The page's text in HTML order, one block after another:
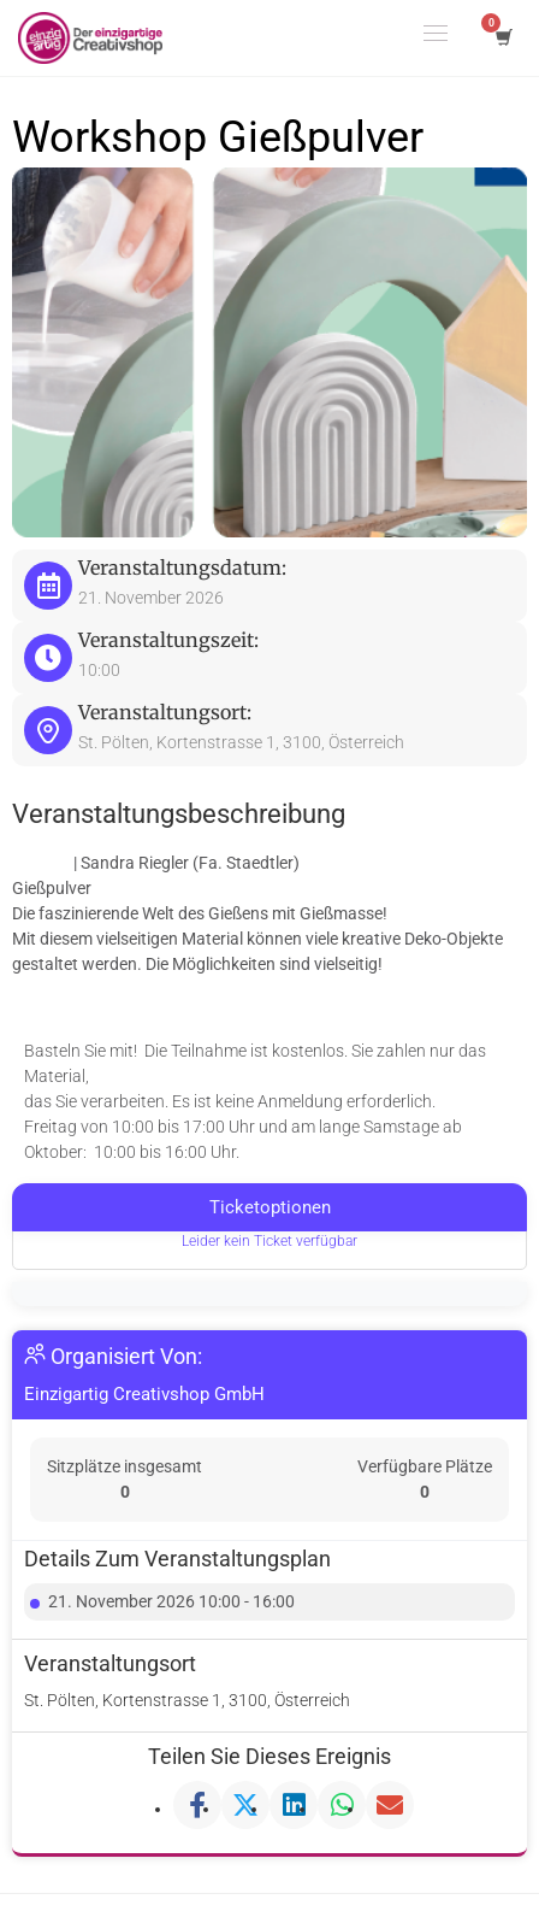
Workshop Gießpulver
Veranstaltungsdatum:
21. November 2026
Veranstaltungszeit:
10:00
Veranstaltungsort:
St. Pölten, Kortenstrasse 1, 3100, Österreich
Veranstaltungsbeschreibung
| Sandra Riegler (Fa. Staedtler)
Gießpulver
Die faszinierende Welt des Gießens mit Gießmasse!
Mit diesem vielseitigen Material können viele kreative Deko-Objekte
gestaltet werden. Die Möglichkeiten sind vielseitig!
Basteln Sie mit! Die Teilnahme ist kostenlos. Sie zahlen nur das
Material,
das Sie verarbeiten. Es ist keine Anmeldung erforderlich.
Freitag von 10:00 bis 17:00 Uhr und am lange Samstage ab
Oktober: 10:00 bis 16:00 Uhr.
Ticketoptionen
Leider kein Ticket verfügbar
Organisiert Von:
Einzigartig Creativshop GmbH
Sitzplätze insgesamt
0
Verfügbare Plätze
0
Details Zum Veranstaltungsplan
21. November 2026 10:00 - 16:00
Veranstaltungsort
St. Pölten, Kortenstrasse 1, 3100, Österreich
Teilen Sie Dieses Ereignis